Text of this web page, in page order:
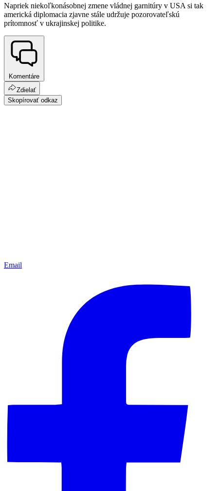
Napriek niekoľkonásobnej zmene vládnej garnitúry v USA si tak
americká diplomacia zjavne stále udržuje pozorovateľskú
prítomnosť v ukrajinskej politike.
Komentáre
Zdielať
Skopírovať odkaz
Email